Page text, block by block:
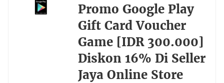
Promo Google Play
Gift Card Voucher
Game [IDR 300.000]
Diskon 16% Di Seller
Jaya Online Store